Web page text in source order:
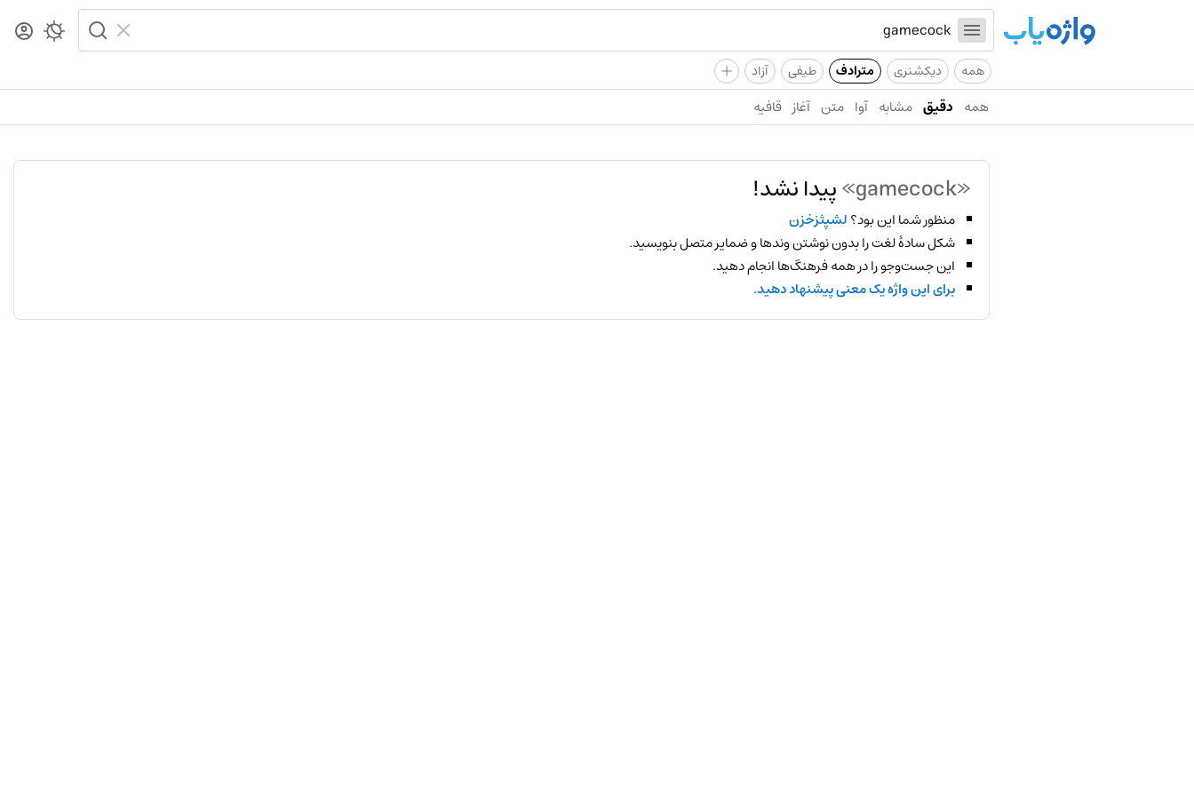
همه دیکشنری مترادف طیفی آزاد +
همه دقیق مشابه آوا متن آغاز قافیه
«gamecock» پیدا نشد!
منظور شما این بود؟لشپثزخزن
شکل سادهٔ لغت را بدون نوشتن وندها و ضمایر متصل بنویسید.
این جست‌وجو را در همه فرهنگ‌ها انجام دهید.
برای این واژه یک معنی پیشنهاد دهید.